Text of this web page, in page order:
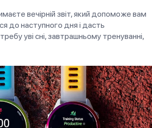
вечірній звіт, який допоможе вам
до наступного дня і дасть
уві сні, завтрашньому тренуванні,